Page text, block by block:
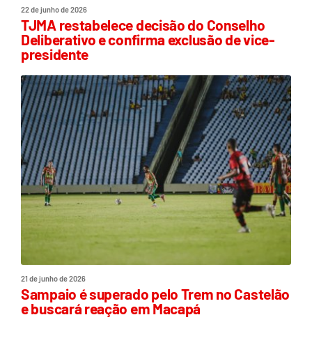
22 de junho de 2026
TJMA restabelece decisão do Conselho
Deliberativo e confirma exclusão de vice-
presidente
21 de junho de 2026
Sampaio é superado pelo Trem no Castelão
e buscará reação em Macapá